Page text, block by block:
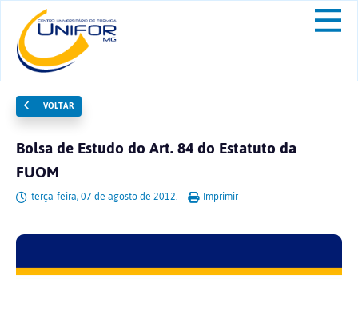
VOLTAR
Bolsa de Estudo do Art. 84 do Estatuto da
FUOM
terça-feira, 07 de agosto de 2012. Imprimir